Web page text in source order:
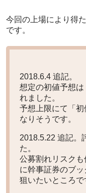
今回の上場により得
です。
2018.6.4 追記。
想定の初値予想は
れました。
予想上限にて「
なりそうです。
2018.5.22 追記。
た。
公募割れリスク
に幹事証券のブ
狙いたいところで